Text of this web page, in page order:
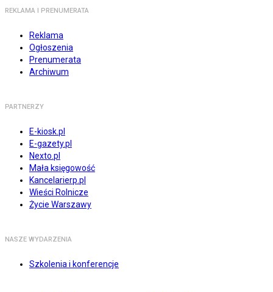
REKLAMA I PRENUMERATA
Reklama
Ogłoszenia
Prenumerata
Archiwum
PARTNERZY
E-kiosk.pl
E-gazety.pl
Nexto.pl
Mała księgowość
Kancelarierp.pl
Wieści Rolnicze
Życie Warszawy
NASZE WYDARZENIA
Szkolenia i konferencje